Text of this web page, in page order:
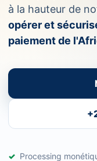
à la hauteur de
opérer et
paiement de
Processing